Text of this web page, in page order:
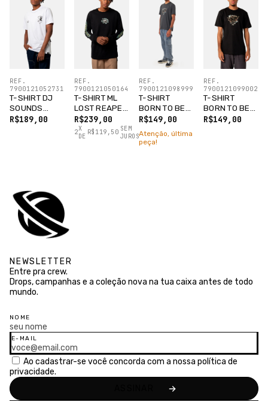
T-SHIRT DJ
SOUNDS
BRANCO
R$189,00
REF.
7900121052731
T-SHIRT ML
LOST REAPER
PRETO
R$239,00
2X
DE R$119,50 SEM
JUROS
REF.
7900121050164
T-SHIRT
BORN TO BE
LOST
ESTANHO
R$149,00
REF.
7900121098999
Atenção, última
peça!
T-SHIRT
BORN TO BE
LOST PRETO
R$149,00
REF.
7900121099002
NEWSLETTER
Entre pra crew.
Drops, campanhas e a coleção nova na tua caixa antes de todo
mundo.
NOME
E-MAIL
Ao cadastrar-se você concorda com a nossa política de
privacidade.